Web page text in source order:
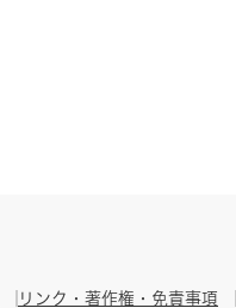
リンク・著作権・免責事項